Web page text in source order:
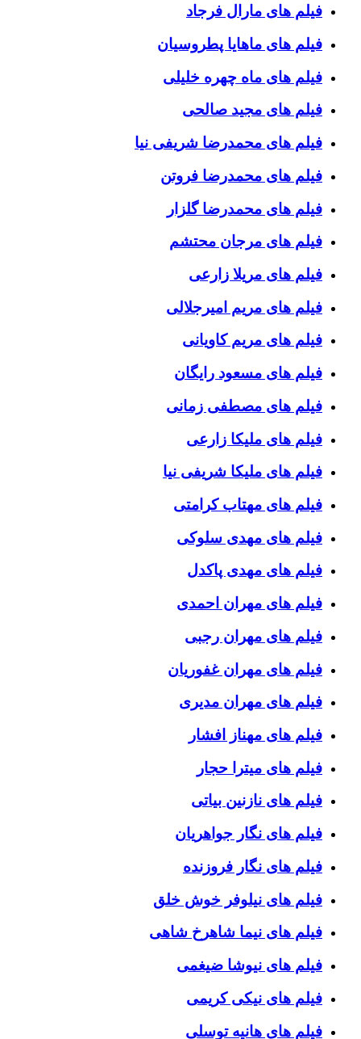
فیلم های مارال فرجاد
فیلم های ماهایا پطروسیان
فیلم های ماه چهره خلیلی
فیلم های مجید صالحی
فیلم های محمدرضا شریفی نیا
فیلم های محمدرضا فروتن
فیلم های محمدرضا گلزار
فیلم های مرجان محتشم
فیلم های مریلا زارعی
فیلم های مریم امیرجلالی
فیلم های مریم کاویانی
فیلم های مسعود رایگان
فیلم های مصطفی زمانی
فیلم های ملیکا زارعی
فیلم های ملیکا شریفی نیا
فیلم های مهتاب کرامتی
فیلم های مهدی سلوکی
فیلم های مهدی پاکدل
فیلم های مهران احمدی
فیلم های مهران رجبی
فیلم های مهران غفوریان
فیلم های مهران مدیری
فیلم های مهناز افشار
فیلم های میترا حجار
فیلم های نازنین بیاتی
فیلم های نگار جواهریان
فیلم های نگار فروزنده
فیلم های نیلوفر خوش خلق
فیلم های نیما شاهرخ شاهی
فیلم های نیوشا ضیغمی
فیلم های نیکی کریمی
فیلم های هانیه توسلی